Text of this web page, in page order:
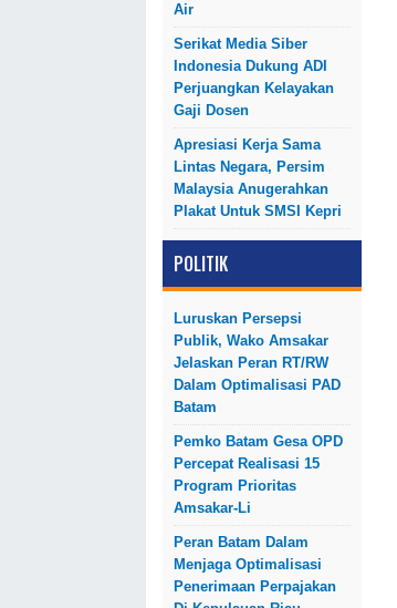
Air
Serikat Media Siber
Indonesia Dukung ADI
Perjuangkan Kelayakan
Gaji Dosen
Apresiasi Kerja Sama
Lintas Negara, Persim
Malaysia Anugerahkan
Plakat Untuk SMSI Kepri
POLITIK
Luruskan Persepsi
Publik, Wako Amsakar
Jelaskan Peran RT/RW
Dalam Optimalisasi PAD
Batam
Pemko Batam Gesa OPD
Percepat Realisasi 15
Program Prioritas
Amsakar-Li
Peran Batam Dalam
Menjaga Optimalisasi
Penerimaan Perpajakan